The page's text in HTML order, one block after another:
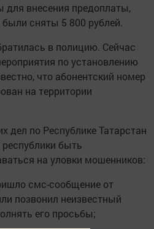
для внесения предоплаты,
были сняты 5 800 рублей.
в полицию. Сейчас
по установлению
что абонентский номер
на территории
дел по Республике Татарстан
быть
на уловки мошенников:
смс-сообщение от
позвонил неизвестный
его просьбы;